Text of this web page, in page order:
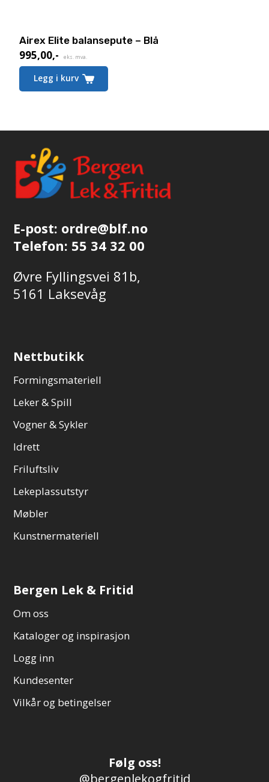
Airex Elite balansepute – Blå
995,00,- eks. mva.
Legg i kurv
E-post: ordre@blf.no
Telefon: 55 34 32 00
Øvre Fyllingsvei 81b,
5161 Laksevåg
Nettbutikk
Formingsmateriell
Leker & Spill
Vogner & Sykler
Idrett
Friluftsliv
Lekeplassutstyr
Møbler
Kunstnermateriell
Bergen Lek & Fritid
Om oss
Kataloger og inspirasjon
Logg inn
Kundesenter
Vilkår og betingelser
Følg oss!
@bergenlekogfritid